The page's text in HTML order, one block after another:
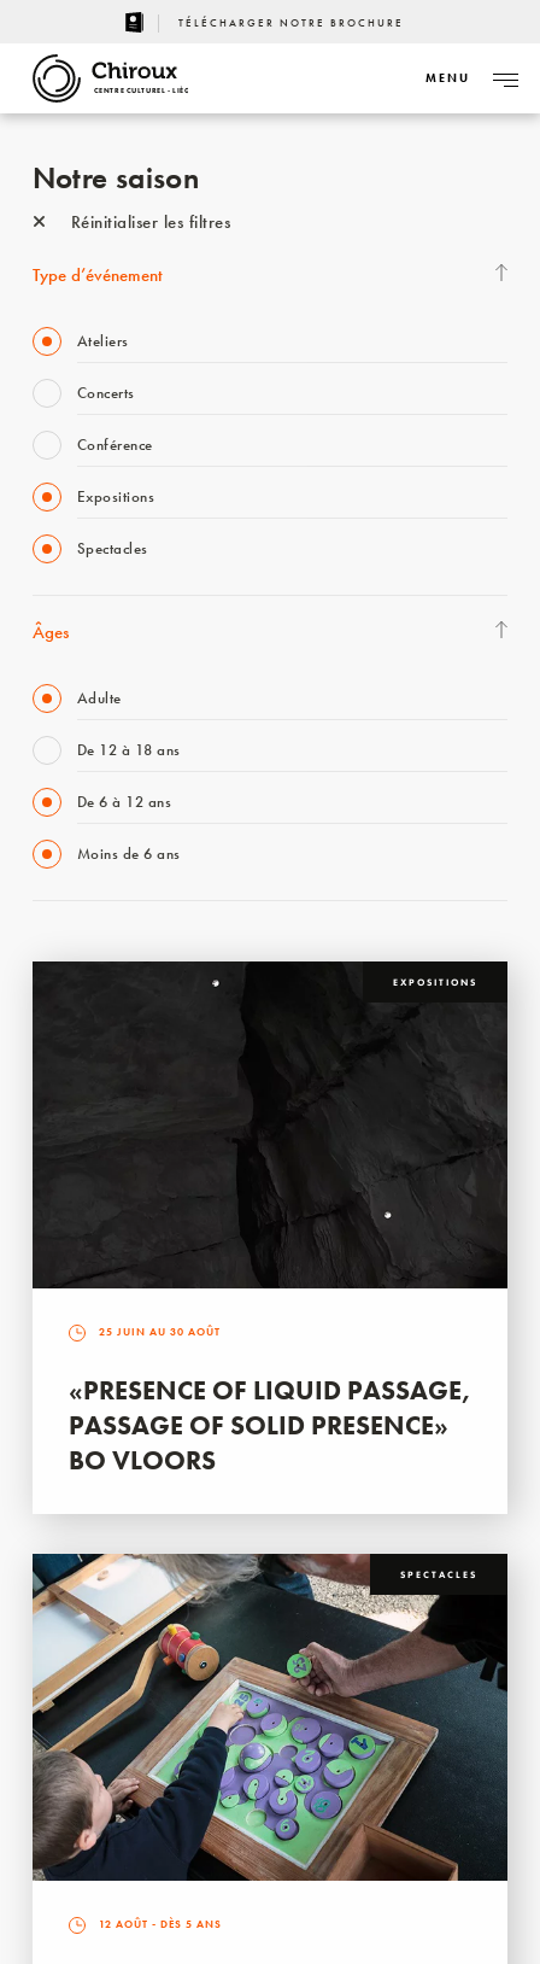
TÉLÉCHARGER NOTRE BROCHURE
CENTRE CULTUREL - LIÈGE
MENU
Notre saison
Réinitialiser les filtres
Type d’événement
Ateliers
Concerts
Conférence
Expositions
Spectacles
Âges
Adulte
De 12 à 18 ans
De 6 à 12 ans
Moins de 6 ans
EXPOSITIONS
25 JUIN AU 30 AOÛT
«PRESENCE OF LIQUID PASSAGE,
PASSAGE OF SOLID PRESENCE»
BO VLOORS
SPECTACLES
12 AOÛT - DÈS 5 ANS